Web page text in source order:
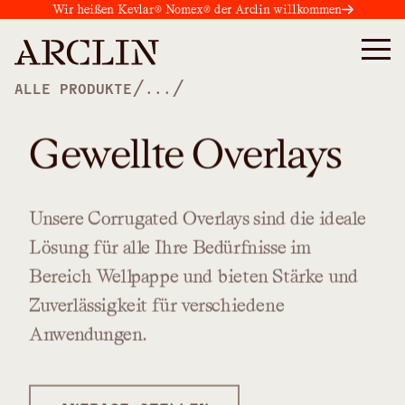
Wir heißen Kevlar® Nomex® der Arclin willkommen
ALLE PRODUKTE / ... /
Gewellte Overlays
Unsere Corrugated Overlayssind die ideale
Lösung für alle Ihre Bedürfnisse im
Bereich Wellpappe und bieten Stärke und
Zuverlässigkeit fürverschiedene
Anwendungen.